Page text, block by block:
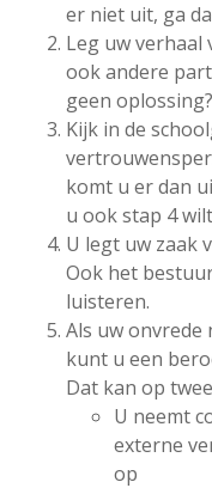
er niet uit, ga
Leg uw verhaal
ook andere
geen
Kijk in de
komt u er dan
u ook stap 4
U legt uw zaak
Ook het
luisteren.
Als uw onvrede
kunt u een
Dat kan op
U neemt
externe
op